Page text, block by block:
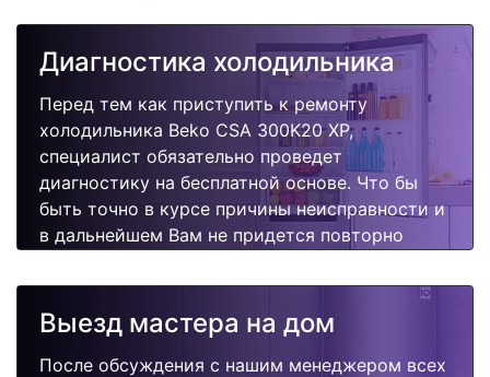
быстро, качественно и недорого.
Диагностика холодильника
Перед тем как приступить к ремонту
холодильника Beko CSA 300K20 XP,
специалист обязательно проведет
диагностику на бесплатной основе. Что бы
быть точно в курсе причины неисправности и
в дальнейшем Вам не придется повторно
поломок.
Выезд мастера на дом
После обсуждения с нашим менеджером всех